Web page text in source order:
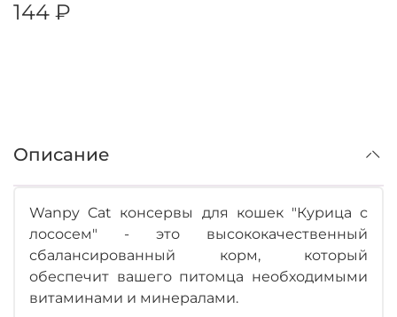
144 ₽
Описание
Wanpy Cat консервы для кошек "Курица с
лососем" - это высококачественный
сбалансированный корм, который
обеспечит вашего питомца необходимыми
витаминами и минералами.